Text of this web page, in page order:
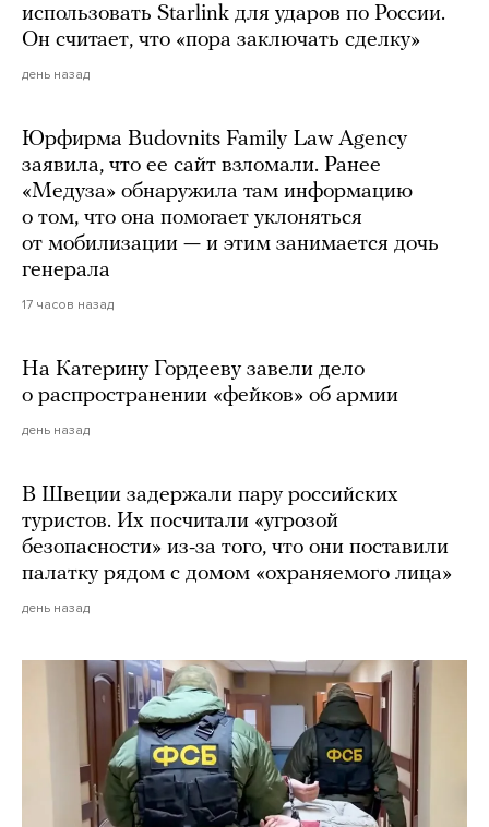
использовать Starlink для ударов по России.
Он считает, что «пора заключать сделку»
день назад
Юрфирма Budovnits Family Law Agency
заявила, что ее сайт взломали. Ранее
«Медуза» обнаружила там информацию
о том, что она помогает уклоняться
от мобилизации — и этим занимается дочь
генерала
17 часов назад
На Катерину Гордееву завели дело
о распространении «фейков» об армии
день назад
В Швеции задержали пару российских
туристов. Их посчитали «угрозой
безопасности» из-за того, что они поставили
палатку рядом с домом «охраняемого лица»
день назад